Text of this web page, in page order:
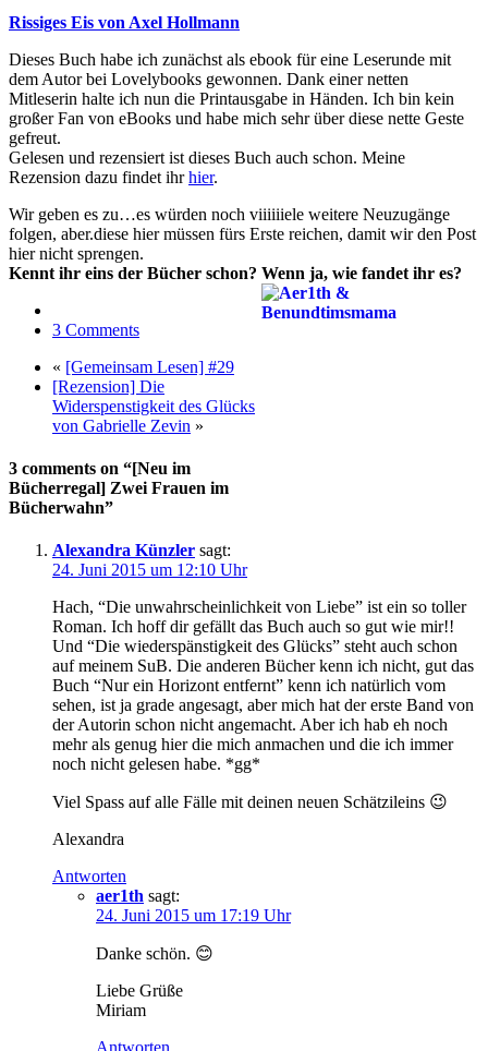
Rissiges Eis von Axel Hollmann
Dieses Buch habe ich zunächst als ebook für eine Leserunde mit
dem Autor bei Lovelybooks gewonnen. Dank einer netten
Mitleserin halte ich nun die Printausgabe in Händen. Ich bin kein
großer Fan von eBooks und habe mich sehr über diese nette Geste
gefreut.
Gelesen und rezensiert ist dieses Buch auch schon. Meine
Rezension dazu findet ihrhier.
Wir geben es zu…es würden noch viiiiiiele weitere Neuzugänge
folgen, aber.diese hier müssen fürs Erste reichen, damit wir den Post
hier nicht sprengen.
Kennt ihr eins der Bücher schon? Wenn ja, wie fandet ihr es?
3 Comments
« [Gemeinsam Lesen] #29
[Rezension] Die
Widerspenstigkeit des Glücks
von Gabrielle Zevin »
3 comments on “[Neu im
Bücherregal] Zwei Frauen im
Bücherwahn”
Alexandra Künzler sagt:
24. Juni 2015 um 12:10 Uhr
Hach, “Die unwahrscheinlichkeit von Liebe” ist ein so toller
Roman. Ich hoff dir gefällt das Buch auch so gut wie mir!!
Und “Die wiederspänstigkeit des Glücks” steht auch schon
auf meinem SuB. Die anderen Bücher kenn ich nicht, gut das
Buch “Nur ein Horizont entfernt” kenn ich natürlich vom
sehen, ist ja grade angesagt, aber mich hat der erste Band von
der Autorin schon nicht angemacht. Aber ich hab eh noch
mehr als genug hier die mich anmachen und die ich immer
noch nicht gelesen habe. *gg*
Viel Spass auf alle Fälle mit deinen neuen Schätzileins 😉
Alexandra
Antworten
aer1th sagt:
24. Juni 2015 um 17:19 Uhr
Danke schön. 😊
Liebe Grüße
Miriam